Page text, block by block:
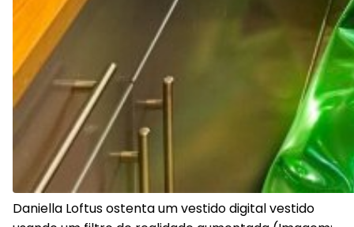
Daniella Loftus ostenta um vestido digital vestido